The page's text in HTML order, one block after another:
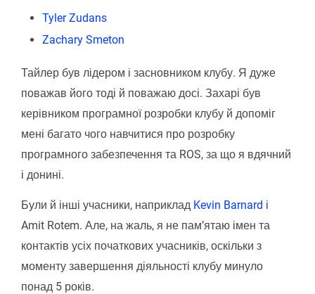
Tyler Zudans
Zachary Smeton
Тайлер був лідером і засновником клубу. Я дуже
поважав його тоді й поважаю досі. Захарі був
керівником програмної розробки клубу й допоміг
мені багато чого навчитися про розробку
програмного забезпечення та ROS, за що я вдячний
і донині.
Були й інші учасники, наприклад Kevin Barnard і
Amit Rotem. Але, на жаль, я не пам’ятаю імен та
контактів усіх початкових учасників, оскільки з
моменту завершення діяльності клубу минуло
понад 5 років.